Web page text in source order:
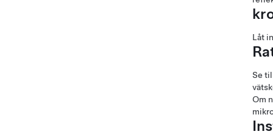
Låt
Se
Om